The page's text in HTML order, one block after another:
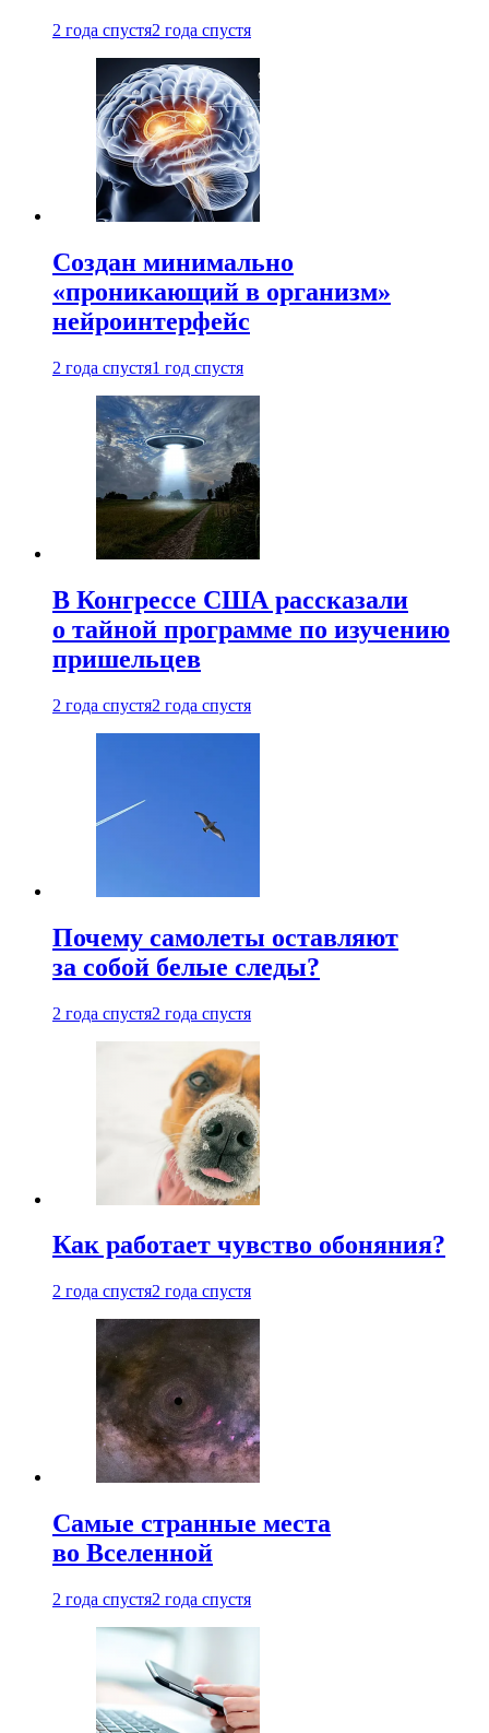
2 года спустя2 года спустя
Создан минимально
«проникающий в организм»
нейроинтерфейс
2 года спустя1 год спустя
В Конгрессе США рассказали
о тайной программе по изучению
пришельцев
2 года спустя2 года спустя
Почему самолеты оставляют
за собой белые следы?
2 года спустя2 года спустя
Как работает чувство обоняния?
2 года спустя2 года спустя
Самые странные места
во Вселенной
2 года спустя2 года спустя